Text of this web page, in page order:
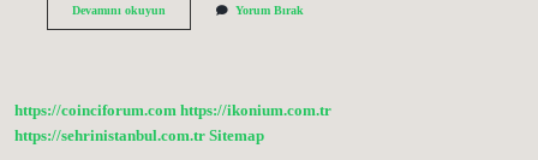
Devamını okuyunSaç
Yorum Bırak
https://coinciforum.com https://ikonium.com.tr
https://sehrinistanbul.com.tr Sitemap